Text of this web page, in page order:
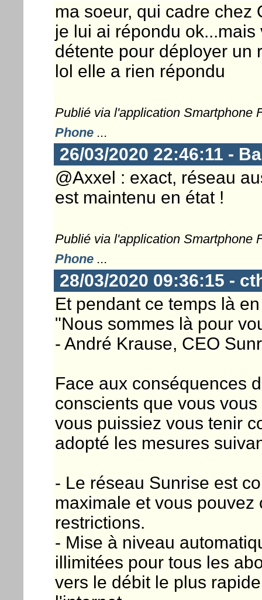
ma soeur, qui cadre chez
je lui ai répondu
détente pour déployer un
lol elle a rien répondu
Publié via l'application Smartphone
Phone...
26/03/2020 22:46:11 -
@Axxel : exact, réseau
est maintenu en état !
Publié via l'application Smartphone
Phone...
28/03/2020 09:36:15 -
Et pendant ce temps là
"Nous sommes là pour
- André Krause, CEO
Face aux conséquences
conscients que vous
vous puissiez vous tenir
adopté les mesures
- Le réseau Sunrise est
maximale et vous
restrictions.
- Mise à niveau
illimitées pour tous les
vers le débit le plus